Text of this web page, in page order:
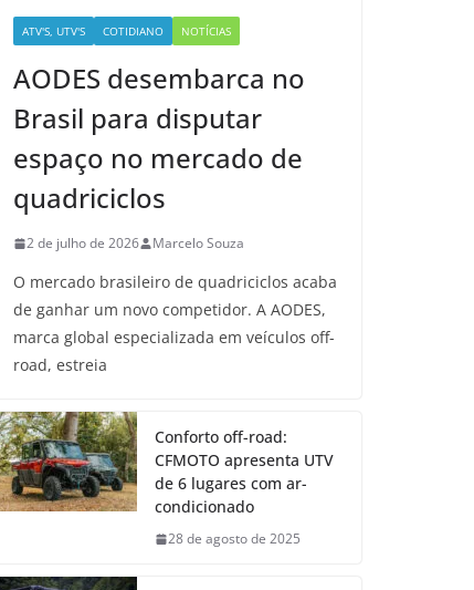
ATV'S, UTV'S COTIDIANO NOTÍCIAS
AODES desembarca no
Brasil para disputar
espaço no mercado de
quadriciclos
2 de julho de 2026 Marcelo Souza
O mercado brasileiro de quadriciclos acaba
de ganhar um novo competidor. A AODES,
marca global especializada em veículos off-
road, estreia
Conforto off-road:
CFMOTO apresenta UTV
de 6 lugares com ar-
condicionado
28 de agosto de 2025